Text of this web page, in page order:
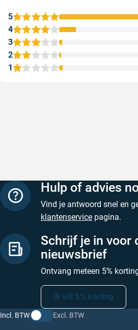
1
2
3
4
5
Hulp of advies
Vind je antwoord snel en
klantenservice pagina.
Schrijf je in voor
nieuwsbrief
Ontvang meteen 5%
Ik wil 5% korting
Incl. BTW Excl. BTW